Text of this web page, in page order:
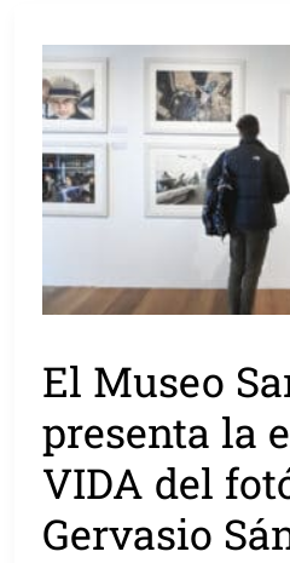
El Museo
presenta la
VIDA del
Gervasio